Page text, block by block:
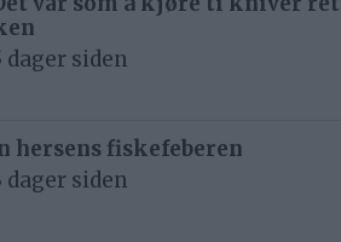
dager siden
hersens fiskefeberen
dager siden